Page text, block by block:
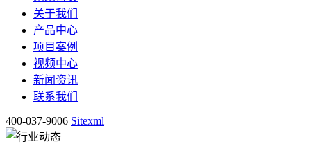
关于我们
产品中心
项目案例
视频中心
新闻资讯
联系我们
400-037-9006 Sitexml